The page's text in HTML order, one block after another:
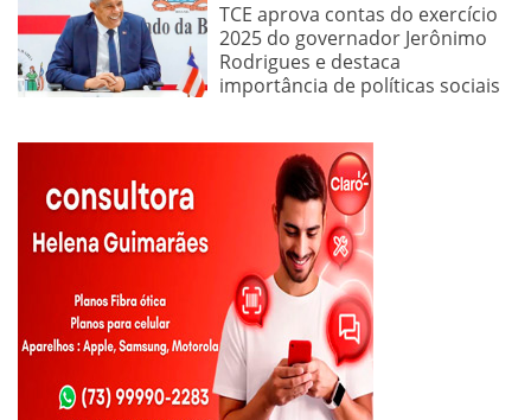
TCE aprova contas do exercício
2025 do governador Jerônimo
Rodrigues e destaca
importância de políticas sociais